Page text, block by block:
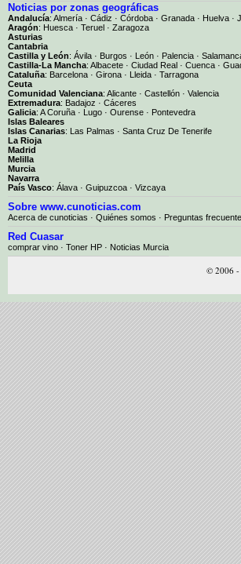
Noticias por zonas geográficas
Andalucía: Almería · Cádiz · Córdoba · Granada · Huelva ·
Aragón: Huesca · Teruel · Zaragoza
Asturias
Cantabria
Castilla y León: Ávila · Burgos · León · Palencia ·
Castilla-La Mancha: Albacete · Ciudad Real · Cuenca ·
Cataluña: Barcelona · Girona · Lleida · Tarragona
Ceuta
Comunidad Valenciana: Alicante · Castellón · Valencia
Extremadura: Badajoz · Cáceres
Galicia: A Coruña · Lugo · Ourense · Pontevedra
Islas Baleares
Islas Canarias: Las Palmas · Santa Cruz De Tenerife
La Rioja
Madrid
Melilla
Murcia
Navarra
País Vasco: Álava · Guipuzcoa · Vizcaya
Sobre www.cunoticias.com
Acerca de cunoticias · Quiénes somos · Preguntas
Red Cuasar
comprar vino · Toner HP · Noticias Murcia
© 2006 -